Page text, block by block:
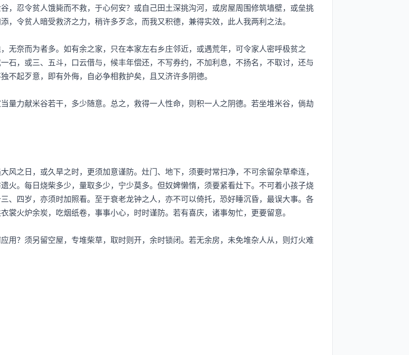
忍令贫人饿毙而不救，于心何安？或自己田土深挑沟河，或房屋周围修筑墙壁，或垒挑
，令贫人暗受救济之力，稍许多歹念，而我又积德，兼得实效，此人我两利之法。
奈而为者多。如有余之家，只在本家左右乡庄邻近，或遇荒年，可令家人密呼极贫之
石，或三、五斗，口云借与，候丰年偿还，不写券约，不加利息，不扬名，不取讨，还与
不起歹意，即有外侮，自必争相救护矣，且又济许多阴德。
力献米谷若干，多少随意。总之，救得一人性命，则积一人之阴德。若坐堆米谷，倘劫
之日，或久旱之时，更须加意谨防。灶门、地下，须要时常扫净，不可余留杂草牵连，
火。每日烧柴多少，量取多少，宁少莫多。但奴婢懒惰，须要紧看灶下。不可着小孩子烧
、四岁，亦须时加照看。至于衰老龙钟之人，亦不可以倚托，恐好睡沉昏，最误大事。各
裳火炉余炭，吃烟纸卷，事事小心，时时谨防。若有喜庆，诸事匆忙，更要留意。
？须另留空屋，专堆柴草，取时则开，余时锁闭。若无余房，未免堆杂人从，则灯火难